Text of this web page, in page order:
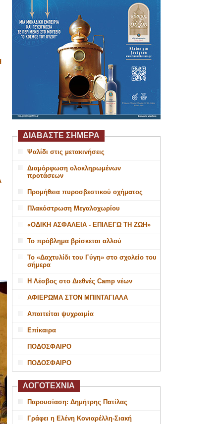
ΔΙΑΒΑΣΤΕ ΣΗΜΕΡΑ
Ψαλίδι στις μετακινήσεις
Διαμόρφωση ολοκληρωμένων
προτάσεων
Προμήθεια πυροσβεστικού οχήματος
Πλακόστρωση Μεγαλοχωρίου
«ΟΔΙΚΗ ΑΣΦΑΛΕΙΑ - ΕΠΙΛΕΓΩ ΤΗ ΖΩΗ»
Το πρόβλημα βρίσκεται αλλού
Το «Δαχτυλίδι του Γύγη» στο σχολείο του
σήμερα
Η Λέσβος στο Διεθνές Camp νέων
ΑΦΙΕΡΩΜΑ ΣΤΟΝ ΜΠΙΝΤΑΓΙΑΛΑ
Απαιτείται ψυχραιμία
Επίκαιρα
ΠΟΔΟΣΦΑΙΡΟ
ΠΟΔΟΣΦΑΙΡΟ
ΛΟΓΟΤΕΧΝΙΑ
Παρουσίαση: Δημήτρης Πατίλας
Γράφει η Ελένη Κονιαρέλλη-Σιακή